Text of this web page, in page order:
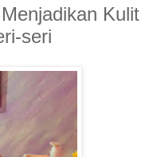
Kulit
seri